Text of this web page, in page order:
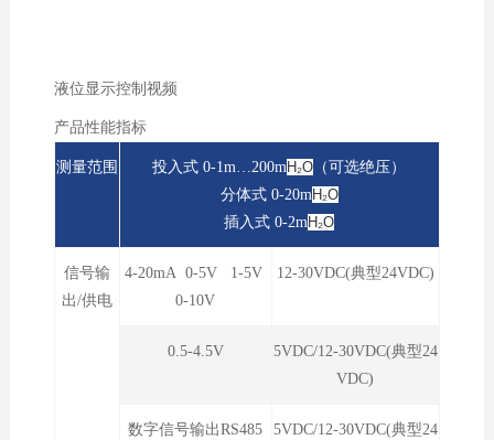
液位显示控制视频
产品性能指标
测量范围 投入式 0-1m…200mH₂O （可选绝压）
分体式 0-20mH₂O
插入式 0-2mH₂O
信号输
出/供电
4-20mA 0-5V 1-5V
0-10V
12-30VDC(典型24VDC)
0.5-4.5V
5VDC/12-30VDC(典型24
VDC)
数字信号输出RS485
5VDC/12-30VDC(典型24